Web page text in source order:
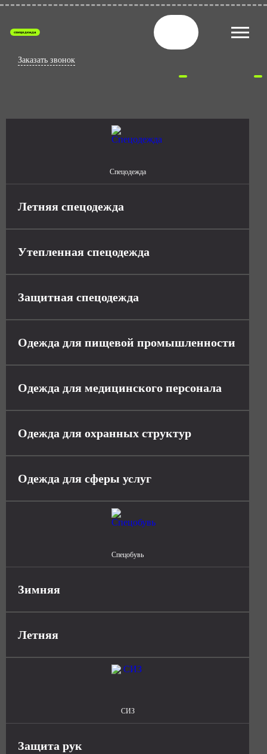
спецодежда
Заказать звонок
Спецодежда
Летняя спецодежда
Утепленная спецодежда
Защитная спецодежда
Одежда для пищевой промышленности
Одежда для медицинского персонала
Одежда для охранных структур
Одежда для сферы услуг
Спецобувь
Зимняя
Летняя
СИЗ
Защита рук